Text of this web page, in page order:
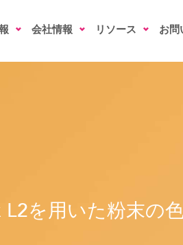
会社情報 リソース お問
を用いた粉末の